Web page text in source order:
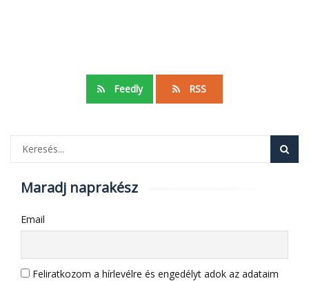
Feedly RSS
Maradj naprakész
Email
Feliratkozom a hírlevélre és engedélyt adok az adataim